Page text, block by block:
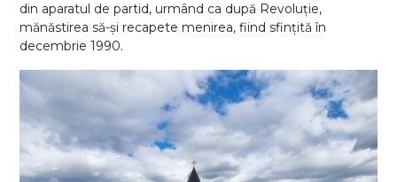
din aparatul de partid, urmând ca după Revoluție,
mănăstirea să-și recapete menirea, fiind sfințită în
decembrie 1990.